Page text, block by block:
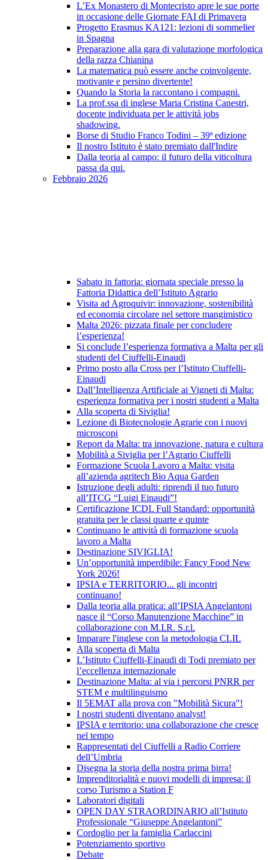
L’Ex Monastero di Montecristo apre le sue porte
in occasione delle Giornate FAI di Primavera
Progetto Erasmus KA121: lezioni di sommelier
in Spagna
Preparazione alla gara di valutazione morfologica
della razza Chianina
La matematica può essere anche coinvolgente,
motivante e persino divertente!
Quando la Storia la raccontano i compagni.
La prof.ssa di inglese Maria Cristina Canestri,
docente individuata per le attività jobs
shadowing.
Borse di Studio Franco Todini – 39ª edizione
Il nostro Istituto è stato premiato dall'Indire
Dalla teoria al campo: il futuro della viticoltura
passa da qui.
Febbraio 2026
Sabato in fattoria: giornata speciale presso la
Fattoria Didattica dell’Istituto Agrario
Visita ad Agroquivir: innovazione, sostenibilità
ed economia circolare nel settore mangimistico
Malta 2026: pizzata finale per concludere
l’esperienza!
Si conclude l’esperienza formativa a Malta per gli
studenti del Ciuffelli-Einaudi
Primo posto alla Cross per l’Istituto Ciuffelli-
Einaudi
Dall’Intelligenza Artificiale ai Vigneti di Malta:
esperienza formativa per i nostri studenti a Malta
Alla scoperta di Siviglia!
Lezione di Biotecnologie Agrarie con i nuovi
microscopi
Report da Malta: tra innovazione, natura e cultura
Mobilità a Siviglia per l’Agrario Ciuffelli
Formazione Scuola Lavoro a Malta: visita
all’azienda agritech Bio Aqua Garden
Istruzione degli adulti: riprendi il tuo futuro
all’ITCG “Luigi Einaudi”!
Certificazione ICDL Full Standard: opportunità
gratuita per le classi quarte e quinte
Continuano le attività di formazione scuola
lavoro a Malta
Destinazione SIVIGLIA!
Un’opportunità imperdibile: Fancy Food New
York 2026!
IPSIA e TERRITORIO... gli incontri
continuano!
Dalla teoria alla pratica: all’IPSIA Angelantoni
nasce il “Corso Manutenzione Macchine” in
collaborazione con M.I.R. S.r.l.
Imparare l'inglese con la metodologia CLIL
Alla scoperta di Malta
L’Istituto Ciuffelli-Einaudi di Todi premiato per
l’eccellenza internazionale
Destinazione Malta: al via i percorsi PNRR per
STEM e multilinguismo
Il 5EMAT alla prova con "Mobilità Sicura"!
I nostri studenti diventano analyst!
IPSIA e territorio: una collaborazione che cresce
nel tempo
Rappresentati del Ciuffelli a Radio Corriere
dell’Umbria
Disegna la storia della nostra prima birra!
Imprenditorialità e nuovi modelli di impresa: il
corso Turismo a Station F
Laboratori digitali
OPEN DAY STRAORDINARIO all’Istituto
Professionale “Giuseppe Angelantoni”
Cordoglio per la famiglia Carlaccini
Potenziamento sportivo
Debate